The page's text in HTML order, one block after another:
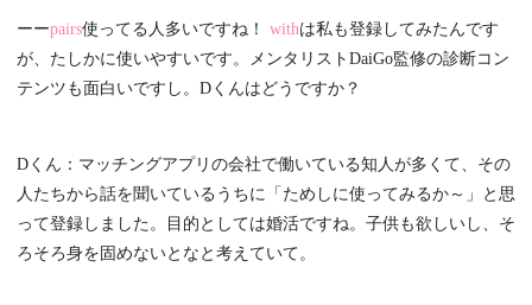
ーーpairs使ってる人多いですね！ withは私も登録してみたんです
が、たしかに使いやすいです。メンタリストDaiGo監修の診断コン
テンツも面白いですし。Dくんはどうですか？
Dくん：マッチングアプリの会社で働いている知人が多くて、その
人たちから話を聞いているうちに「ためしに使ってみるか～」と思
って登録しました。目的としては婚活ですね。子供も欲しいし、そ
ろそろ身を固めないとなと考えていて。